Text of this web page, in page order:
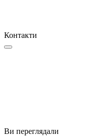
Контакти
Ви переглядали